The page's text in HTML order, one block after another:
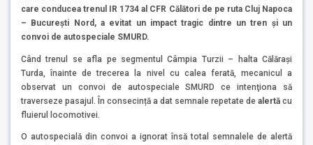
care conducea trenul IR 1734 al CFR Călători de pe ruta Cluj Napoca
– Bucureşti Nord, a evitat un impact tragic dintre un tren și un
convoi de autospeciale SMURD.
Când trenul se afla pe segmentul Câmpia Turzii – halta Călăraşi
Turda, înainte de trecerea la nivel cu calea ferată, mecanicul a
observat un convoi de autospeciale SMURD ce intenţiona să
traverseze pasajul. În consecință a dat semnale repetate de alertă cu
fluierul locomotivei.
O autospecială din convoi a ignorat însă total semnalele de alertă